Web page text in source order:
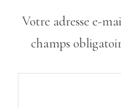
Votre adresse e-
champs